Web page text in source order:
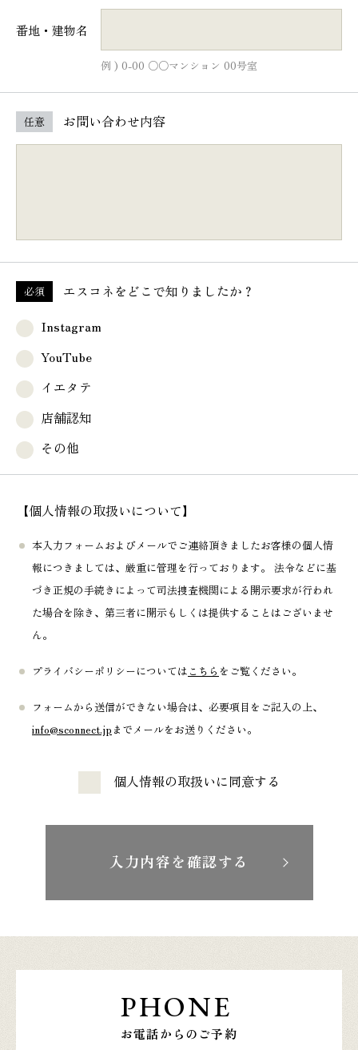
番地・建物名
例 ) 0-00 ○○マンション 00号室
任意 お問い合わせ内容
必須 エスコネを どこで知りましたか？
Instagram
YouTube
イエタテ
店舗認知
その他
【個人情報の取扱いについて】
本入力フォームおよびメールでご連絡頂きましたお客様の個人情
報につきましては、厳重に管理を行っております。 法令などに基
づき正規の手続きによって司法捜査機関による開示要求が行われ
た場合を除き、第三者に開示もしくは提供することはございませ
ん。
プライバシーポリシーについては こちら をご覧ください。
フォームから送信ができない場合は、必要項目をご記入の上、
info@sconnect.jp までメールをお送りください。
個人情報の取扱いに同意する
入力内容を確認する
PHONE
お電話からのご予約